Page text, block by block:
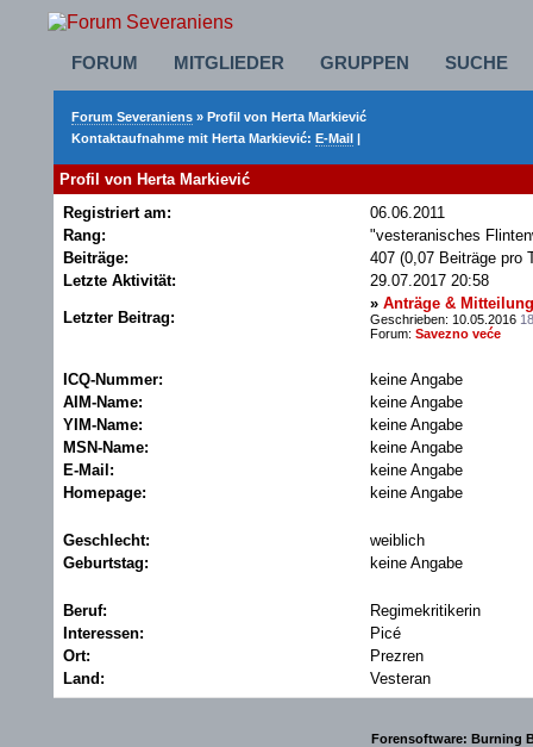
FORUM MITGLIEDER GRUPPEN SUCHE
Forum Severaniens » Profil von Herta Markiević
Kontaktaufnahme mit Herta Markiević: E-Mail |
Profil von Herta Markiević
Registriert am:
06.06.2011
Rang:
"vesteranisches
Beiträge:
407 (0,07 Beiträge pro
Letzte Aktivität:
29.07.2017 20:58
Letzter Beitrag:
» Anträge &
Geschrieben: 10.05.2016
Forum: Savezno veće
ICQ-Nummer:
keine Angabe
AIM-Name:
keine Angabe
YIM-Name:
keine Angabe
MSN-Name:
keine Angabe
E-Mail:
keine Angabe
Homepage:
keine Angabe
Geschlecht:
weiblich
Geburtstag:
keine Angabe
Beruf:
Regimekritikerin
Interessen:
Picé
Ort:
Prezren
Land:
Vesteran
Forensoftware: Burning